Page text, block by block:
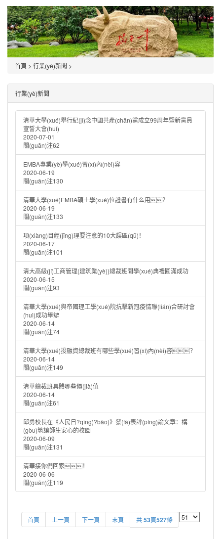
首頁 > 行業(yè)新聞 >
行業(yè)新聞
清華大學(xué)舉行紀(jì)念中國共產(chǎn)黨成立99周年暨新黨員
宣誓大會(huì)
2020-07-01
關(guān)注62
EMBA專業(yè)學(xué)習(xí)內(nèi)容
2020-06-19
關(guān)注130
清華大學(xué)EMBA碩士學(xué)位證書有什么用？
2020-06-19
關(guān)注133
項(xiàng)目經(jīng)理要注意的10大誤區(qū)！
2020-06-17
關(guān)注101
清大高級(jí)工商管理(建筑業(yè))總裁班開學(xué)典禮圓滿成功
2020-06-15
關(guān)注93
清華大學(xué)與帝國理工學(xué)院抗擊新冠疫情聯(lián)合研討會
(huì)成功舉辦
2020-06-14
關(guān)注74
清華大學(xué)投融資總裁班有哪些學(xué)習(xí)內(nèi)容？
2020-06-14
關(guān)注149
清華總裁班具體哪些價(jià)值
2020-06-14
關(guān)注61
邱勇校長在《人民日?qǐng)?bào)》發(fā)表評(píng)論文章：構
(gòu)筑讓師生安心的校園
2020-06-09
關(guān)注131
清華接你們回家！
2020-06-06
關(guān)注119
首頁 上一頁 下一頁 末頁 共53頁527條